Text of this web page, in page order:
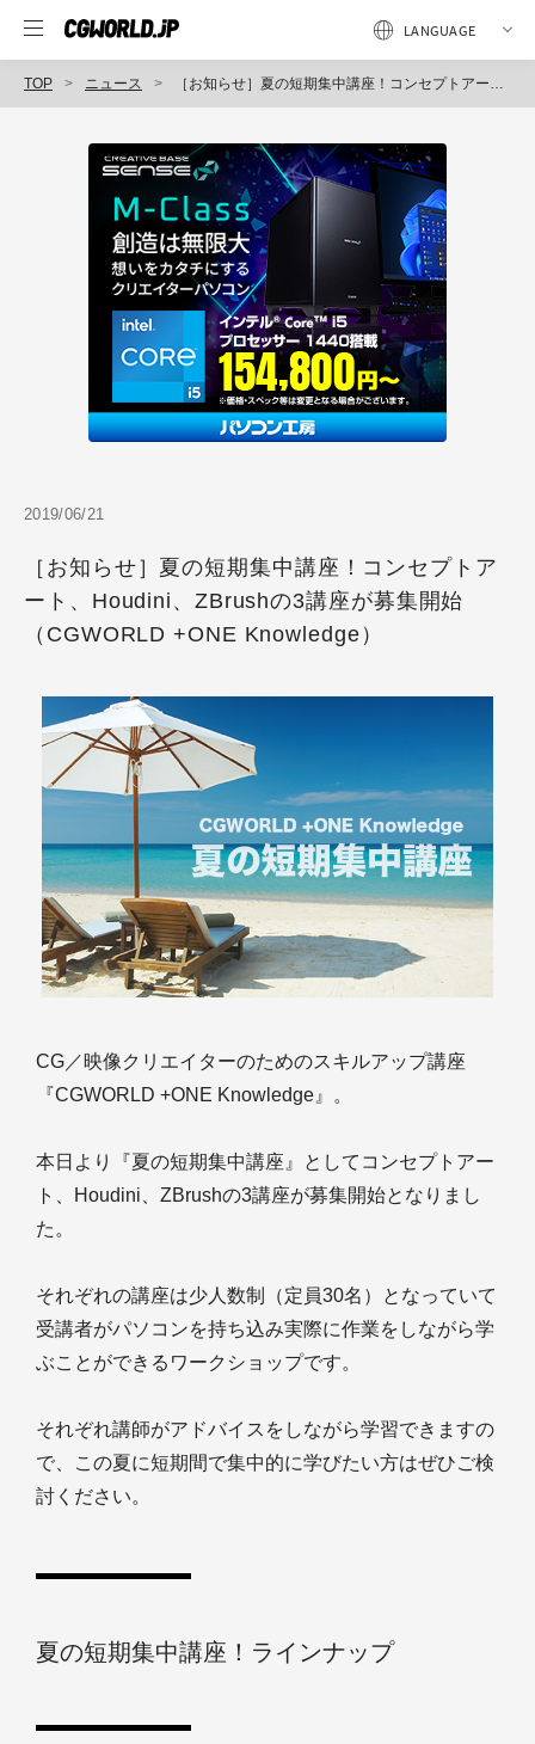
TOP ニュース ［お知らせ］夏の短期集中講座！コンセプトアート、Houdini、ZBrushの3講座が募集開始（CGWORLD +ONE Knowledge）
2019/06/21
［お知らせ］夏の短期集中講座！コンセプトア
ート、Houdini、ZBrushの3講座が募集開始
（CGWORLD +ONE Knowledge）
CG／映像クリエイターのためのスキルアップ講座
『CGWORLD +ONE Knowledge』。
本日より『夏の短期集中講座』としてコンセプトアー
ト、Houdini、ZBrushの3講座が募集開始となりまし
た。
それぞれの講座は少人数制（定員30名）となっていて
受講者がパソコンを持ち込み実際に作業をしながら学
ぶことができるワークショップです。
それぞれ講師がアドバイスをしながら学習できますの
で、この夏に短期間で集中的に学びたい方はぜひご検
討ください。
夏の短期集中講座！ラインナップ